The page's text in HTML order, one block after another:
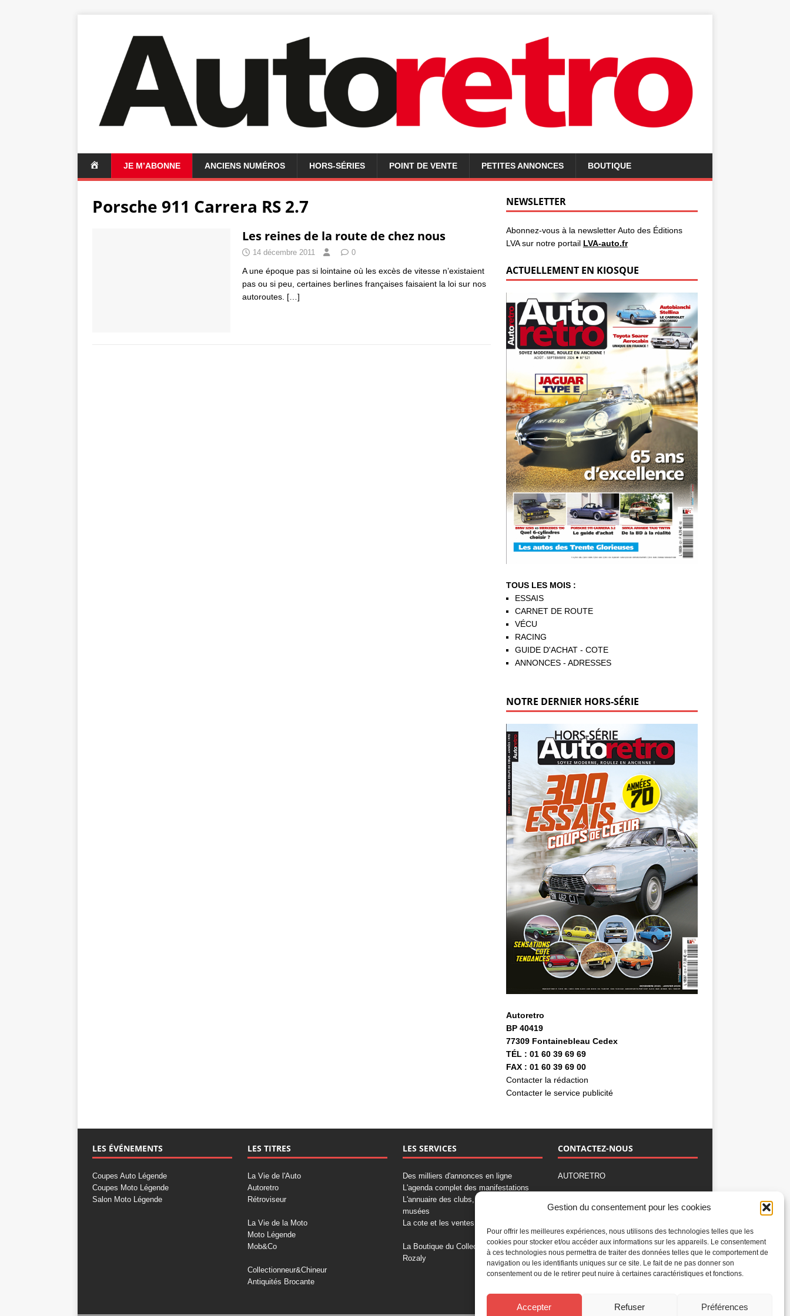
Gestion du consentement pour les cookies
Pour offrir les meilleures expériences, nous utilisons des technologies telles que les
cookies pour stocker et/ou accéder aux informations sur les appareils. Le consentement
à ces technologies nous permettra de traiter des données telles que le comportement de
navigation ou les identifiants uniques sur ce site. Le fait de ne pas donner son
consentement ou de le retirer peut nuire à certaines caractéristiques et fonctions.
Accepter Refuser Préférences
C
U
JE M’ABONNE ANCIENS NUMÉROS HORS-SÉRIES POINT DE VENTE PETITES ANNONCES BOUTIQUE
Porsche 911 Carrera RS 2.7
Les reines de la route de chez nous
14 décembre 2011 0
A une époque pas si lointaine où les excès de vitesse n’existaient
pas ou si peu, certaines berlines françaises faisaient la loi sur nos
autoroutes. […]
NEWSLETTER
Abonnez-vous à la newsletter Auto des Éditions
LVA sur notre portail LVA-auto.fr
ACTUELLEMENT EN KIOSQUE
TOUS LES MOIS :
ESSAIS
CARNET DE ROUTE
VÉCU
RACING
GUIDE D'ACHAT - COTE
ANNONCES - ADRESSES
NOTRE DERNIER HORS-SÉRIE
Autoretro
BP 40419
77309 Fontainebleau Cedex
TÉL : 01 60 39 69 69
FAX : 01 60 39 69 00
Contacter la rédaction
Contacter le service publicité
LES ÉVÉNEMENTS
Coupes Auto Légende
Coupes Moto Légende
Salon Moto Légende
LES TITRES
La Vie de l'Auto
Autoretro
Rétroviseur
La Vie de la Moto
Moto Légende
Mob&Co
Collectionneur&Chineur
Antiquités Brocante
LES SERVICES
Des milliers d'annonces en ligne
L'agenda complet des manifestations
L'annuaire des clubs, professionnels,
musées
La cote et les ventes aux enchères
La Boutique du Collectionneur
Rozaly
CONTACTEZ-NOUS
AUTORETRO
77309 Fontainebleau Cedex
Fax: 01 60 39 69 00
Nous contacter par email
Mentions légales
Gestion des cookies